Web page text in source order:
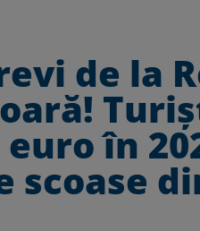
de la
în
scoase